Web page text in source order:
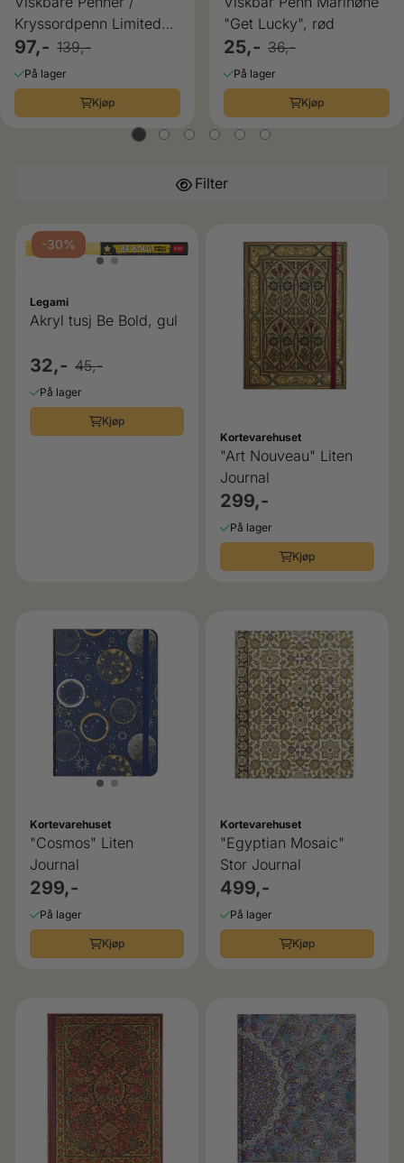
Kryssordpenn Limited
Etd 3 pk Hunder
97,- 139,-
På lager
Kjøp
"Get Lucky", rød
25,- 36,-
På lager
Kjøp
Filter
-30%
Legami
Akryl tusj Be Bold, gul
32,- 45,-
På lager
Kjøp
Kortevarehuset
"Art Nouveau" Liten
Journal
299,-
På lager
Kjøp
Kortevarehuset
"Cosmos" Liten
Journal
299,-
På lager
Kjøp
Kortevarehuset
"Egyptian Mosaic"
Stor Journal
499,-
På lager
Kjøp